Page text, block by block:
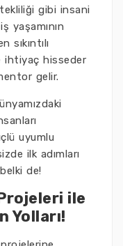
gibi insani
yaşamının
sıkıntılı
ihtiyaç hisseder
gelir.
uyumlu
ilk adımları
de!
ile
Yolları!